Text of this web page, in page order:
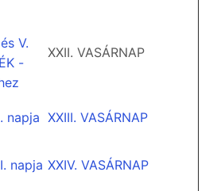
V.
-
XXII. VASÁRNAP
napja XXIII. VASÁRNAP
napja XXIV. VASÁRNAP